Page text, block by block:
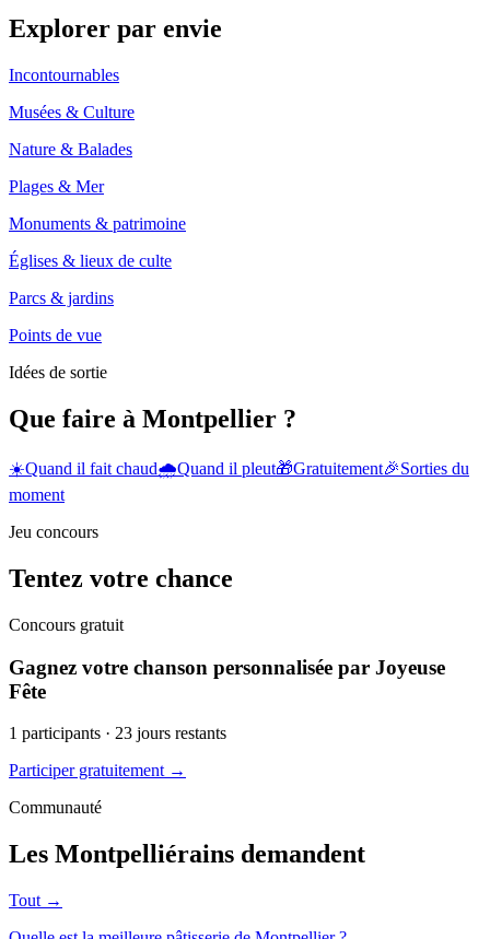
Explorer par envie
Incontournables
Musées & Culture
Nature & Balades
Plages & Mer
Monuments & patrimoine
Églises & lieux de culte
Parcs & jardins
Points de vue
Idées de sortie
Que faire à Montpellier ?
☀️Quand il fait chaud🌧️Quand il pleut🎁Gratuitement🎉Sorties du
moment
Jeu concours
Tentez votre chance
Concours gratuit
Gagnez votre chanson personnalisée par Joyeuse
Fête
1 participants · 23 jours restants
Participer gratuitement →
Communauté
Les Montpelliérains demandent
Tout →